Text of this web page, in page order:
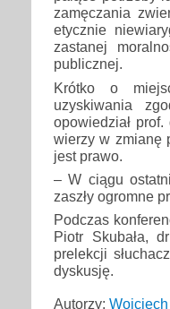
zamęczania
etycznie
zastanej
publicznej.
Krótko o
uzyskiwania
opowiedział
wierzy w zmianę
jest prawo.
– W ciągu
zaszły ogromne
Podczas
Piotr Skubała,
prelekcji
dyskusję.
Autorzy: